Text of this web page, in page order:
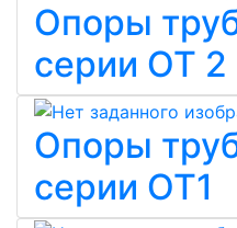
Опоры
серии ОТ 2
Опоры
серии ОТ1